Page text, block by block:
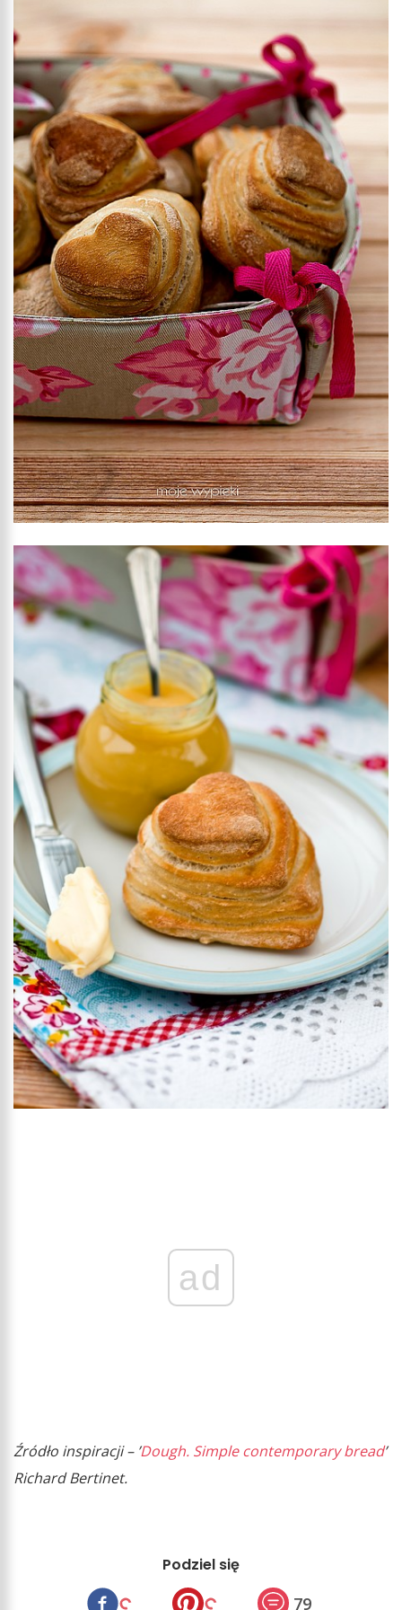
ad
Źródło inspiracji – ’Dough. Simple contemporary bread’
Richard Bertinet.
Podziel się
79